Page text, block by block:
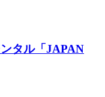
タル「JAPAN